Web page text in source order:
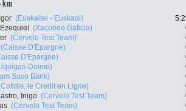
km
(Euskaltel - Euskadi)
(Xacobeo Galicia)
(Cervelo Test Team)
(Caisse D'Epargne)
D'Epargne)
Doimo)
Saxo Bank)
le Credit en Ligne)
Inigo (Cervelo Test Team)
(Cervelo Test Team)